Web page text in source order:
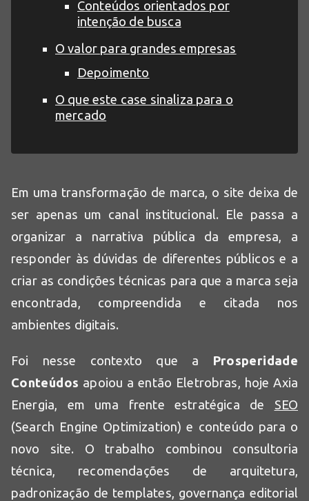
Conteúdos orientados por
intenção de busca
O valor para grandes empresas
Depoimento
O que este case sinaliza para o
mercado
Em uma transformação de marca, o site deixa de
ser apenas um canal institucional. Ele passa a
organizar a narrativa pública da empresa, a
responder às dúvidas de diferentes públicos e a
criar as condições técnicas para que a marca seja
encontrada, compreendida e citada nos
ambientes digitais.
Foi nesse contexto que a Prosperidade
Conteúdos apoiou a então Eletrobras, hoje Axia
Energia, em uma frente estratégica de SEO
(Search Engine Optimization) e conteúdo para o
novo site. O trabalho combinou consultoria
técnica, recomendações de arquitetura,
padronização de templates, governança editorial